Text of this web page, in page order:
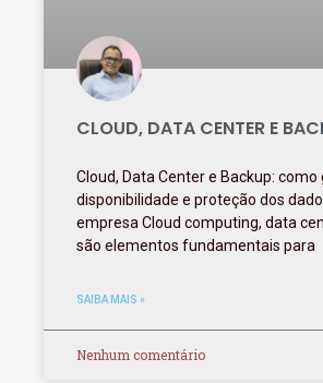
CLOUD, DATA CENTER E
Cloud, Data Center e Backup:
disponibilidade e proteção dos
empresa Cloud computing, data
são elementos fundamentais para
SAIBA MAIS »
Nenhum comentário